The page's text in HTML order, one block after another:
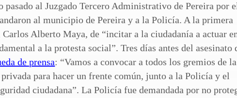
al Juzgado Tercero Administrativo de Pereira por
al municipio de Pereira y a la Policía. A la primera
Alberto Maya, de “incitar a la ciudadanía a actuar
a la protesta social”. Tres días antes del asesinato
de prensa: “Vamos a convocar a todos los gremios de la
para hacer un frente común, junto a la Policía y el
ciudadana”. La Policía fue demandada por no